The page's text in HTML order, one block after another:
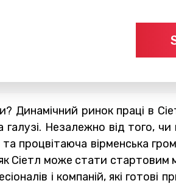
Динамічний ринок праці в
Незалежно від того, чи
процвітаюча вірменська
Сіетл може стати
і компаній, які готові